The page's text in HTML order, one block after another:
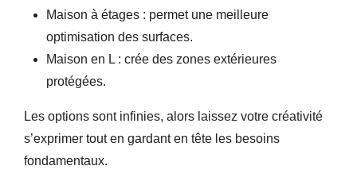
Maison à étages : permet une meilleure
optimisation des surfaces.
Maison en L : crée des zones extérieures
protégées.
Les options sont infinies, alors laissez votre créativité
s’exprimer tout en gardant en tête les besoins
fondamentaux.